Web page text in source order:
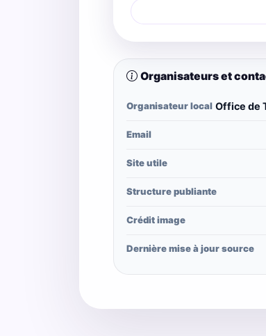
Organisateurs et
Organisateur local Office de
Email
Site utile
Structure publiante
Crédit image
Dernière mise à jour source